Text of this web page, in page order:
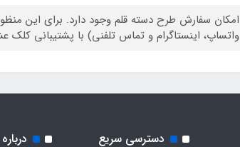
امکان سفارش طرح دسته قلم وجود دارد. برای این
واتساپ، اینستاگرام و تماس تلفنی) با پشتیبانی کلک
دسترسی سریع